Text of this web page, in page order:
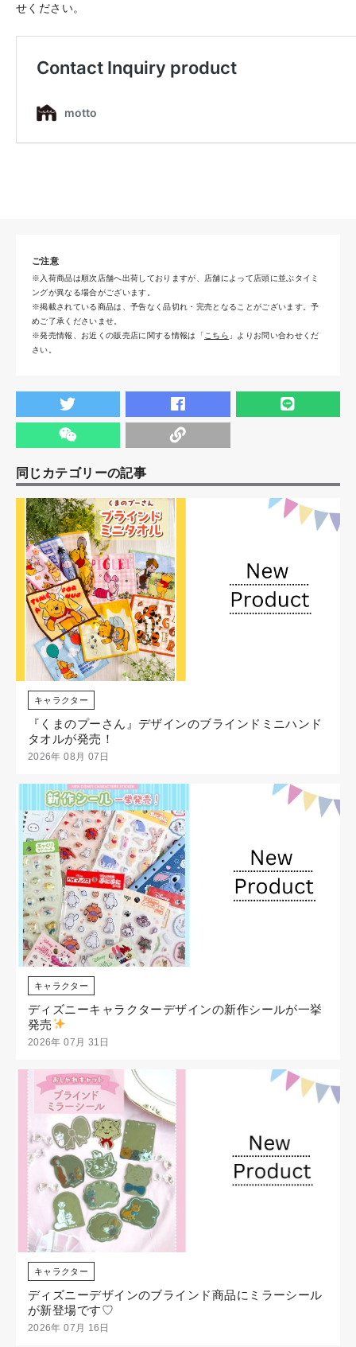
せください。
ご注意
※入荷商品は順次店舗へ出荷しておりますが、店舗によって店頭に並ぶタイミ
ングが異なる場合がございます。
※掲載されている商品は、予告なく品切れ・完売となることがございます。予
めご了承くださいませ。
※発売情報、お近くの販売店に関する情報は「 こちら 」よりお問い合わせくだ
さい。
同じカテゴリーの記事
キャラクター
『くまのプーさん』デザインのブラインドミニハンド
タオルが発売！
2026年 08月 07日
キャラクター
ディズニーキャラクターデザインの新作シールが一挙
発売
2026年 07月 31日
キャラクター
ディズニーデザインのブラインド商品にミラーシール
が新登場です♡
2026年 07月 16日